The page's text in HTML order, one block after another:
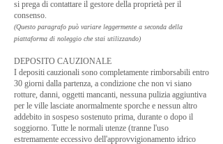
si prega di contattare il gestore della proprietà per il
consenso.
(Questo paragrafo può variare leggermente a seconda della
piattaforma di noleggio che stai utilizzando)
DEPOSITO CAUZIONALE
I depositi cauzionali sono completamente rimborsabili entro
30 giorni dalla partenza, a condizione che non vi siano
rotture, danni, oggetti mancanti, nessuna pulizia aggiuntiva
per le ville lasciate anormalmente sporche e nessun altro
addebito in sospeso sostenuto prima, durante o dopo il
soggiorno. Tutte le normali utenze (tranne l'uso
estremamente eccessivo dell'approvvigionamento idrico